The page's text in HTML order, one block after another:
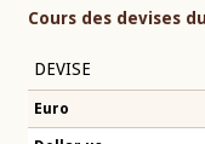
Cours des devises
DEVISE
Euro